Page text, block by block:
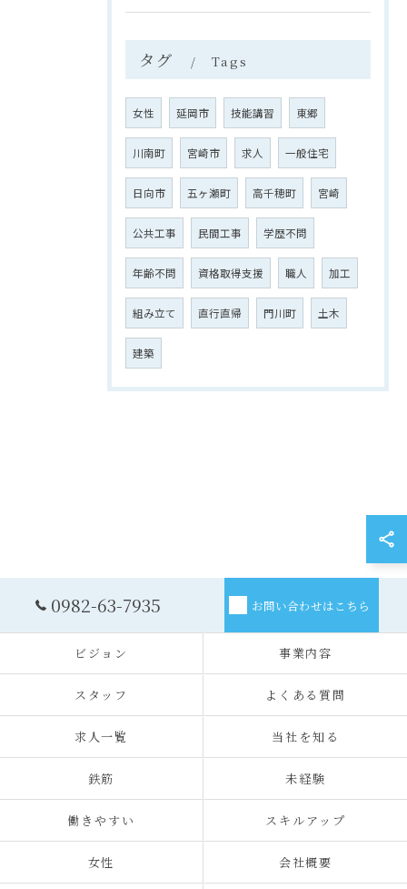
タグ Tags
女性 延岡市 技能講習 東郷
川南町 宮崎市 求人 一般住宅
日向市 五ヶ瀬町 高千穂町 宮崎
公共工事 民間工事 学歴不問
年齢不問 資格取得支援 職人 加工
組み立て 直行直帰 門川町 土木
建築
0982-63-7935 お問い合わせはこちら
ビジョン 事業内容
スタッフ よくある質問
求人一覧 当社を知る
鉄筋 未経験
働きやすい スキルアップ
女性 会社概要